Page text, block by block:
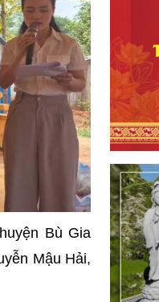
Bù Gia
Mậu Hải,